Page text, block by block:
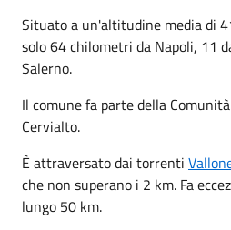
Situato a un'altitudine media di
solo 64 chilometri da Napoli, 11
Salerno.
Il comune fa parte della
Cervialto.
È attraversato dai torrenti
che non superano i 2 km. Fa
lungo 50 km.